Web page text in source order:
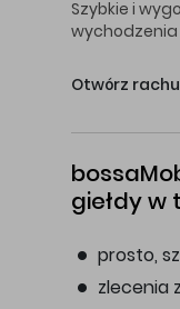
Szybkie i
wychodzenia
Otwórz
giełdy w
prosto,
zlecenia